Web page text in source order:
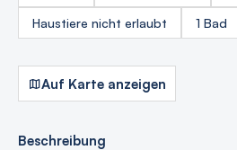
Haustiere nicht erlaubt 1 Bad
Auf Karte anzeigen
Beschreibung